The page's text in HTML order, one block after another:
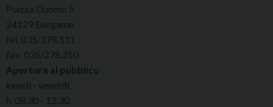
Piazza Duomo 5
24129 Bergamo
tel. 035/278.111
fax: 035/278.250
Apertura al pubblico
lunedì - venerdì
h. 08.30 - 12.30